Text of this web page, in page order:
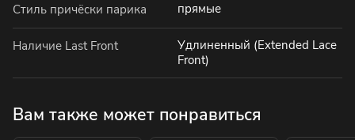
Стиль причёски парика прямые
Наличие Last Front
Удлиненный (Extended Lace
Front)
Вам также может понравиться